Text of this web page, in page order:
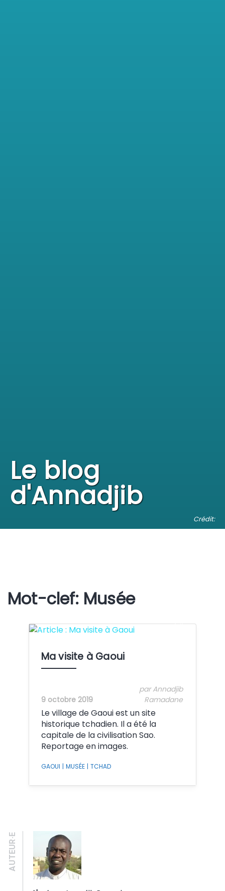
Crédit:
Le blog
d'Annadjib
Mot-clef: Musée
Crédit:
Ma visite à Gaoui
9 octobre 2019
par Annadjib
Ramadane
Le village de Gaoui est un site
historique tchadien. Il a été la
capitale de la civilisation Sao.
Reportage en images.
GAOUI | MUSÉE | TCHAD
AUTEUR·E